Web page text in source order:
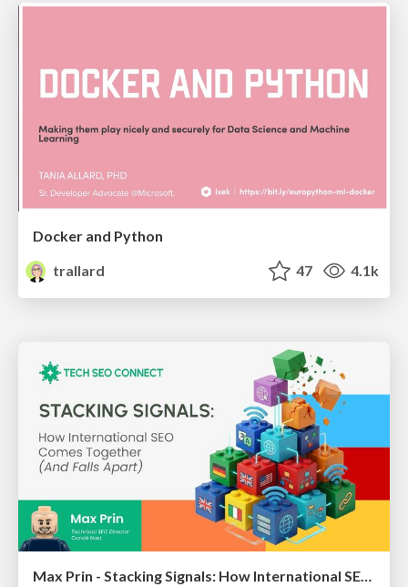
Docker and Python
trallard
47 4.1k
Max Prin - Stacking Signals: How International SEO Comes Together (And Falls Apart)